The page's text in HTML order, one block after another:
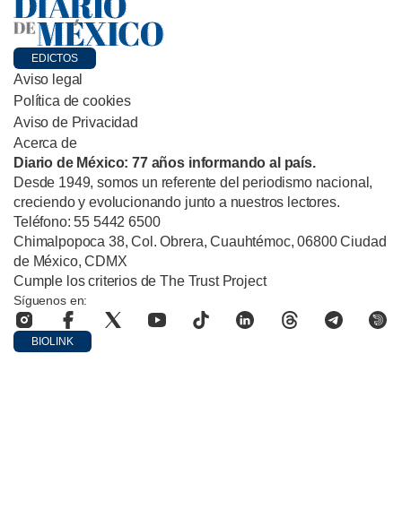
EDICTOS
Aviso legal
Política de cookies
Aviso de Privacidad
Acerca de
Diario de México: 77 años informando al país.
Desde 1949, somos un referente del periodismo nacional,
creciendo y evolucionando junto a nuestros lectores.
Teléfono: 55 5442 6500
Chimalpopoca 38, Col. Obrera, Cuauhtémoc, 06800 Ciudad
de México, CDMX
Cumple los criterios de The Trust Project
Síguenos en:
BIOLINK